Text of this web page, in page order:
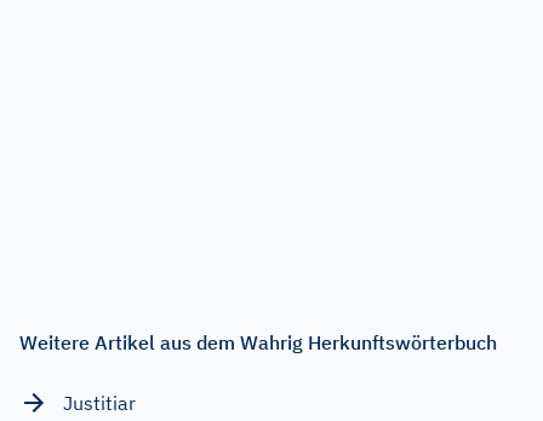
Weitere Artikel aus dem Wahrig Herkunftswörterbuch
Justitiar